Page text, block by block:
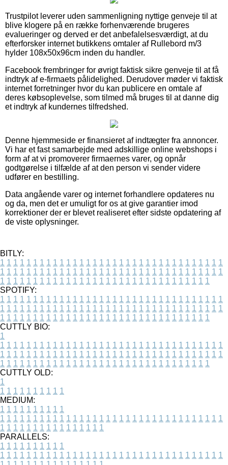
Trustpilot leverer uden sammenligning nyttige genveje til at
blive klogere på en række forhenværende brugeres
evalueringer og derved er det anbefalelsesværdigt, at du
efterforsker internet butikkens omtaler af Rullebord m/3
hylder 108x50x96cm inden du handler.
Facebook frembringer for øvrigt faktisk sikre genveje til at få
indtryk af e-firmaets pålidelighed. Derudover møder vi faktisk
internet forretninger hvor du kan publicere en omtale af
deres købsoplevelse, som tilmed må bruges til at danne dig
et indtryk af kundernes tilfredshed.
Denne hjemmeside er finansieret af indtægter fra annoncer.
Vi har et fast samarbejde med adskillige online webshops i
form af at vi promoverer firmaernes varer, og opnår
godtgørelse i tilfælde af at den person vi sender videre
udfører en bestilling.
Data angående varer og internet forhandlere opdateres nu
og da, men det er umuligt for os at give garantier imod
korrektioner der er blevet realiseret efter sidste opdatering af
de viste oplysninger.
BITLY:
1 1 1 1 1 1 1 1 1 1 1 1 1 1 1 1 1 1 1 1 1 1 1 1 1 1 1 1 1 1 1 1 1 1
1 1 1 1 1 1 1 1 1 1 1 1 1 1 1 1 1 1 1 1 1 1 1 1 1 1 1 1 1 1 1 1 1 1
1 1 1 1 1 1 1 1 1 1 1 1 1 1 1 1 1 1 1 1 1 1 1 1 1 1 1 1 1 1 1 1
SPOTIFY:
1 1 1 1 1 1 1 1 1 1 1 1 1 1 1 1 1 1 1 1 1 1 1 1 1 1 1 1 1 1 1 1 1 1
1 1 1 1 1 1 1 1 1 1 1 1 1 1 1 1 1 1 1 1 1 1 1 1 1 1 1 1 1 1 1 1 1 1
1 1 1 1 1 1 1 1 1 1 1 1 1 1 1 1 1 1 1 1 1 1 1 1 1 1 1 1 1 1 1 1
CUTTLY BIO:
1
1 1 1 1 1 1 1 1 1 1 1 1 1 1 1 1 1 1 1 1 1 1 1 1 1 1 1 1 1 1 1 1 1 1
1 1 1 1 1 1 1 1 1 1 1 1 1 1 1 1 1 1 1 1 1 1 1 1 1 1 1 1 1 1 1 1 1 1
1 1 1 1 1 1 1 1 1 1 1 1 1 1 1 1 1 1 1 1 1 1 1 1 1 1 1 1 1 1 1 1
CUTTLY OLD:
1
1 1 1 1 1 1 1 1 1 1
MEDIUM:
1 1 1 1 1 1 1 1 1 1
1 1 1 1 1 1 1 1 1 1 1 1 1 1 1 1 1 1 1 1 1 1 1 1 1 1 1 1 1 1 1 1 1 1
1 1 1 1 1 1 1 1 1 1 1 1 1 1 1 1
PARALLELS:
1 1 1 1 1 1 1 1 1 1
1 1 1 1 1 1 1 1 1 1 1 1 1 1 1 1 1 1 1 1 1 1 1 1 1 1 1 1 1 1 1 1 1 1